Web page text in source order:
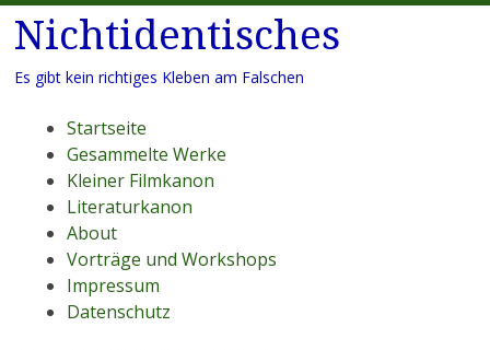
Nichtidentisches
Es gibt kein richtiges Kleben am Falschen
Menü
Zum
Inhalt
springen
Startseite
Gesammelte Werke
Kleiner Filmkanon
Literaturkanon
About
Vorträge und Workshops
Impressum
Datenschutz